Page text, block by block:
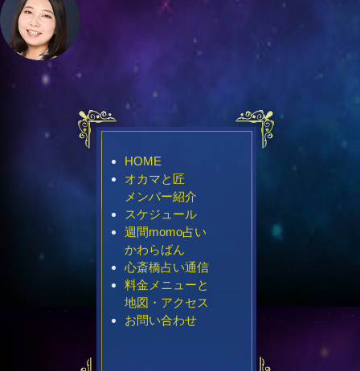
HOME
オカマと匠
メンバー紹介
スケジュール
週間momo占い
かわらばん
心斎橋占い通信
料金メニューと
地図・アクセス
お問い合わせ